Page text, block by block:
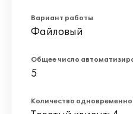
Вариант работы
Файловый
Общее число
5
Количество